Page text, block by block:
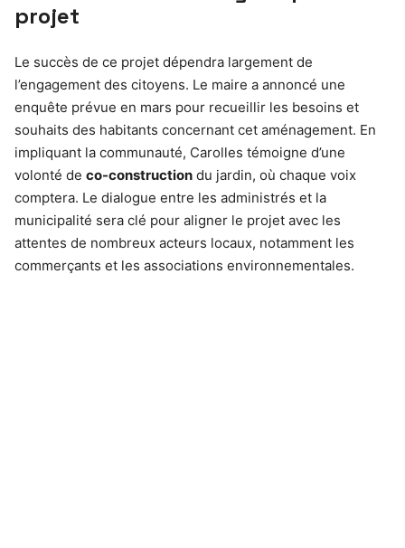
projet
Le succès de ce projet dépendra largement de
l’engagement des citoyens. Le maire a annoncé une
enquête prévue en mars pour recueillir les besoins et
souhaits des habitants concernant cet aménagement. En
impliquant la communauté, Carolles témoigne d’une
volonté de co-construction du jardin, où chaque voix
comptera. Le dialogue entre les administrés et la
municipalité sera clé pour aligner le projet avec les
attentes de nombreux acteurs locaux, notamment les
commerçants et les associations environnementales.